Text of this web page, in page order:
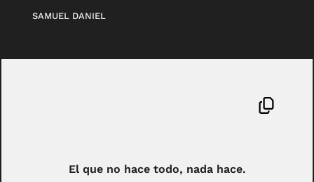
SAMUEL DANIEL
El que no hace todo, nada hace.